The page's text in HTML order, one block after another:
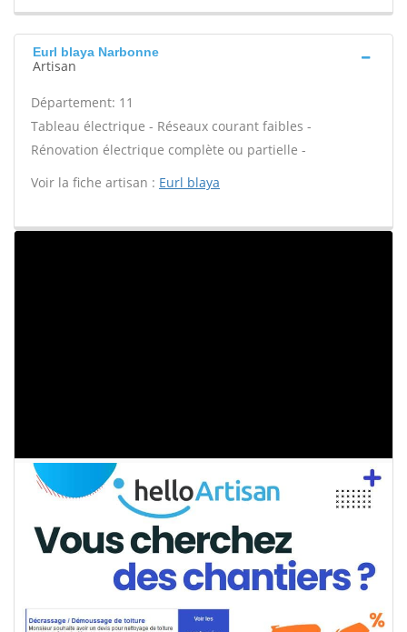
Eurl blaya Narbonne
Artisan
Département: 11
Tableau électrique - Réseaux courant faibles -
Rénovation électrique complète ou partielle -
Voir la fiche artisan : Eurl blaya